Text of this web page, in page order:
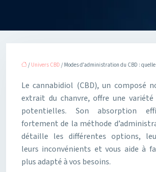
/ Univers CBD / Modes d’administration du CBD :
Le cannabidiol (CBD), un composé
extrait du chanvre, offre une variété
potentielles. Son absorption
fortement de la méthode
détaille les différentes options,
leurs inconvénients et vous aide à
plus adapté à vos besoins.